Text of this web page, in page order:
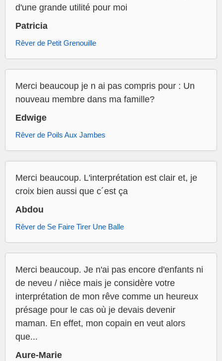
d'une grande utilité pour moi
Patricia
Rêver de Petit Grenouille
Merci beaucoup je n ai pas compris pour : Un
nouveau membre dans ma famille?
Edwige
Rêver de Poils Aux Jambes
Merci beaucoup. L'interprétation est clair et, je
croix bien aussi que c´est ça
Abdou
Rêver de Se Faire Tirer Une Balle
Merci beaucoup. Je n'ai pas encore d'enfants ni
de neveu / nièce mais je considère votre
interprétation de mon rêve comme un heureux
présage pour le cas où je devais devenir
maman. En effet, mon copain en veut alors
que...
Aure-Marie